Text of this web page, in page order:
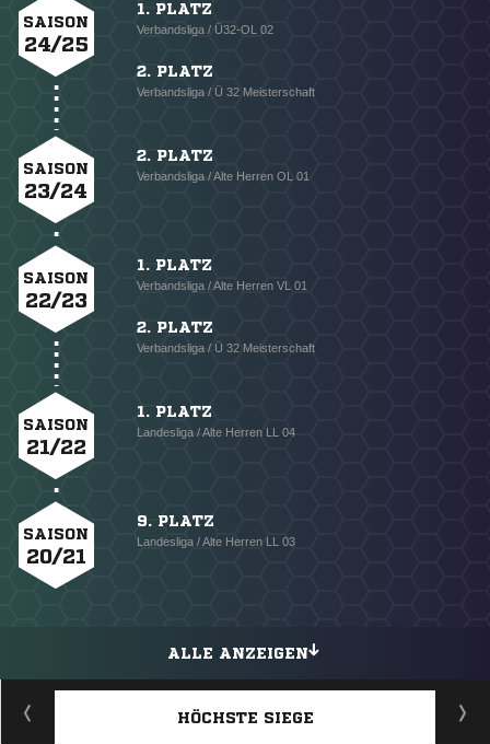
SAISON
24/25
1. PLATZ
Verbandsliga / Ü32-OL 02
2. PLATZ
Verbandsliga / Ü 32 Meisterschaft
SAISON
23/24
2. PLATZ
Verbandsliga / Alte Herren OL 01
SAISON
22/23
1. PLATZ
Verbandsliga / Alte Herren VL 01
2. PLATZ
Verbandsliga / Ü 32 Meisterschaft
SAISON
21/22
1. PLATZ
Landesliga / Alte Herren LL 04
SAISON
20/21
9. PLATZ
Landesliga / Alte Herren LL 03
ALLE ANZEIGEN
HÖCHSTE SIEGE